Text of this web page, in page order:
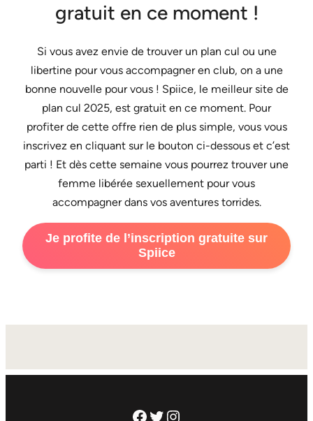
gratuit en ce moment !
Si vous avez envie de trouver un plan cul ou une
libertine pour vous accompagner en club, on a une
bonne nouvelle pour vous ! Spiice, le meilleur site de
plan cul 2025, est gratuit en ce moment. Pour
profiter de cette offre rien de plus simple, vous vous
inscrivez en cliquant sur le bouton ci-dessous et c’est
parti ! Et dès cette semaine vous pourrez trouver une
femme libérée sexuellement pour vous
accompagner dans vos aventures torrides.
Je profite de l’inscription gratuite sur
Spiice
Facebook
Twitter
Instagram